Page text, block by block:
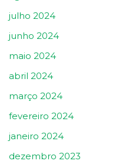
julho 2024
junho 2024
maio 2024
abril 2024
março 2024
fevereiro 2024
janeiro 2024
dezembro 2023